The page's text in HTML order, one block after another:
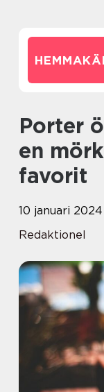
Porter öl: En fördjupning i
en
favorit
10 januari 2024
Redaktionel